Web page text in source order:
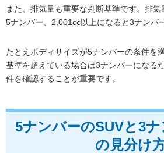
また、排気量も重要な判断基準です。排
5ナンバー、2,001cc以上になると3ナンバ
たとえボディサイズが5ナンバーの条件を
基準を超えている場合は3ナンバーになる
件を確認することが重要です。
5ナンバーのSUVと3
の見分け